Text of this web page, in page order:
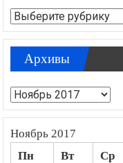
Рубрики
Архивы
Архивы
Ноябрь 2017
Пн Вт Ср